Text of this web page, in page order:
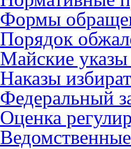
Формы
Порядок
Майские
Наказы
Федеральный
Оценка